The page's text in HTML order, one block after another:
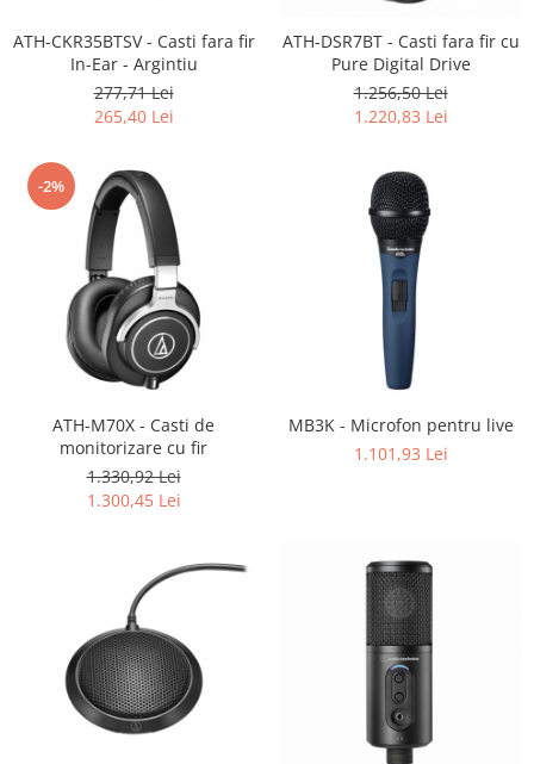
Casti cu fir
Casti fara fir
Microfoane
Accesorii pentru Microfoane
Headset-uri si lavaliere
Microfoane cu fir pentru live
Microfoane de captura
Microfoane pentru instrumente
Microfoane USB - Podcast, Gaming
Sisteme wireless
Accesorii mixere
Mixere pentru DJ
Monitorizare In-Ear
Stative pentru Boxe
Stative pentru Microfoane
ATH-CKR35BTSV - Casti fara fir
In-Ear - Argintiu
277,71 Lei
265,40 Lei
ATH-DSR7BT - Casti fara fir cu
Pure Digital Drive
1.256,50 Lei
1.220,83 Lei
-2%
ATH-M70X - Casti de
monitorizare cu fir
1.330,92 Lei
1.300,45 Lei
MB3K - Microfon pentru live
1.101,93 Lei